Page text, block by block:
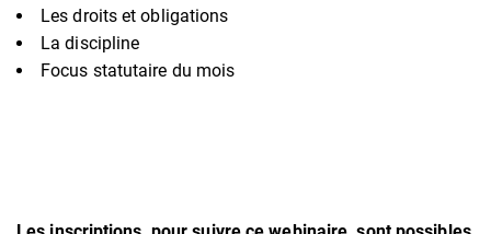
Les droits et obligations
La discipline
Focus statutaire du mois